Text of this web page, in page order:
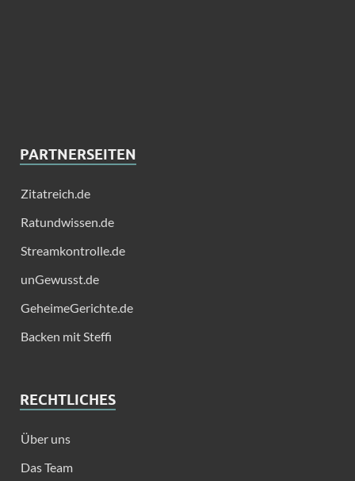
PARTNERSEITEN
Zitatreich.de
Ratundwissen.de
Streamkontrolle.de
unGewusst.de
GeheimeGerichte.de
Backen mit Steffi
RECHTLICHES
Über uns
Das Team